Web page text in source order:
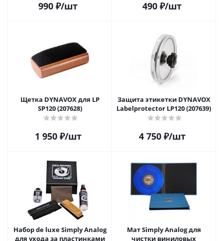
990 ₽/шт 490 ₽/шт
Щетка DYNAVOX для LP
SP120 (207628)
1 950₽/шт
Защита этикетки DYNAVOX
Labelprotector LP120 (207639)
4 750₽/шт
Набор de luxe Simply Analog
для ухода за пластинками
Мат Simply Analog для
чистки виниловых